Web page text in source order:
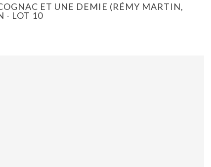
ET UNE DEMIE (RÉMY MARTIN,
- LOT 10